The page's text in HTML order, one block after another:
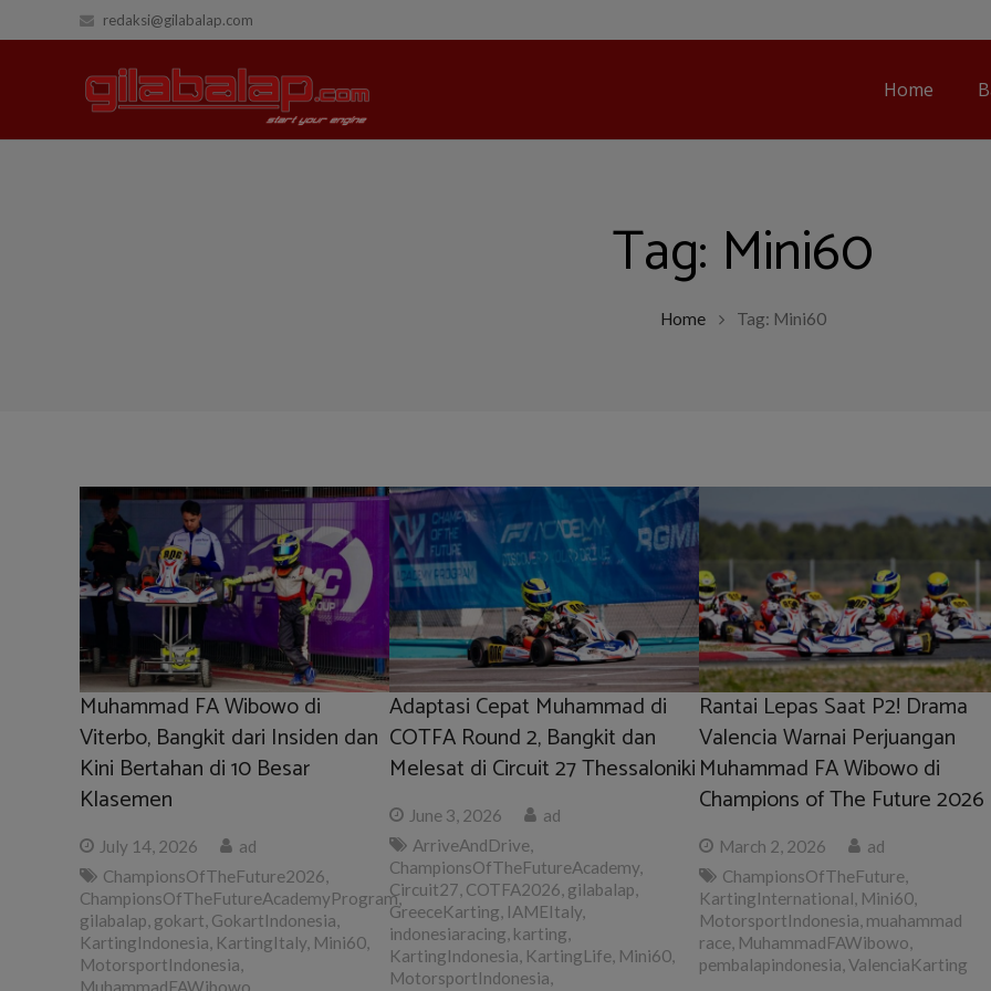
redaksi@gilabalap.com
Home
Tag: Mini60
Home Tag: Mini60
Muhammad FA Wibowo di
Viterbo, Bangkit dari Insiden dan
Kini Bertahan di 10 Besar
Klasemen
July 14, 2026
ad
ChampionsOfTheFuture2026,
ChampionsOfTheFutureAcademyProgram,
gilabalap, gokart, GokartIndonesia,
KartingIndonesia, KartingItaly, Mini60,
MotorsportIndonesia,
MuhammadFAWibowo
Adaptasi Cepat Muhammad di
COTFA Round 2, Bangkit dan
Melesat di Circuit 27 Thessaloniki
June 3, 2026
ad
ArriveAndDrive,
ChampionsOfTheFutureAcademy,
Circuit27, COTFA2026, gilabalap,
GreeceKarting, IAMEItaly,
indonesiaracing, karting,
KartingIndonesia, KartingLife, Mini60,
MotorsportIndonesia,
‎Rantai Lepas Saat P2! Drama
Valencia Warnai Perjuangan
Muhammad FA Wibowo di
Champions of The Future 2026
March 2, 2026
ad
ChampionsOfTheFuture,
KartingInternational, Mini60,
MotorsportIndonesia, muahammad
race, MuhammadFAWibowo,
pembalapindonesia,ValenciaKarting